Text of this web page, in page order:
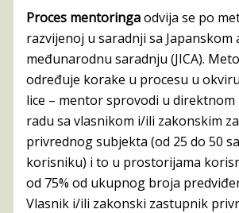
Proces mentoringaodvija se po
razvijenoj u saradnji sa Japanskom
međunarodnu saradnju (JICA).
određuje korake u procesu u
lice – mentor sprovodi u
radu sa vlasnikom i/ili zakonskim
privrednog subjekta (od 25 do 50
korisniku) i to u prostorijama
od 75% od ukupnog broja
Vlasnik i/ili zakonski zastupnik